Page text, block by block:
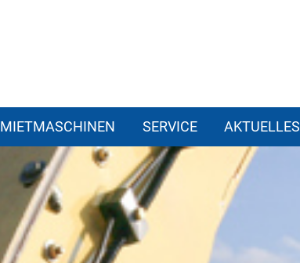
MIETMASCHINEN SERVICE AKTUELLES